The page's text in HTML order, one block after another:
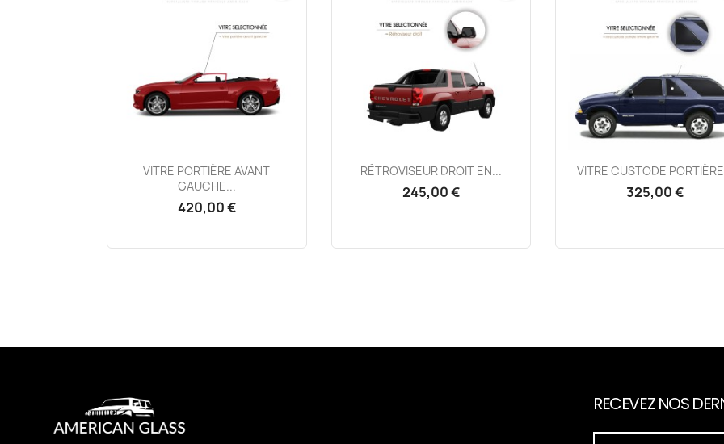
Aperçu rapide
VITRE PORTIÈRE AVANT
GAUCHE...
420,00 €
Aperçu rapide
RÉTROVISEUR DROIT EN...
245,00 €
Aperçu rapide
VITRE CUSTODE
325,00 €
RECEVEZ NOS